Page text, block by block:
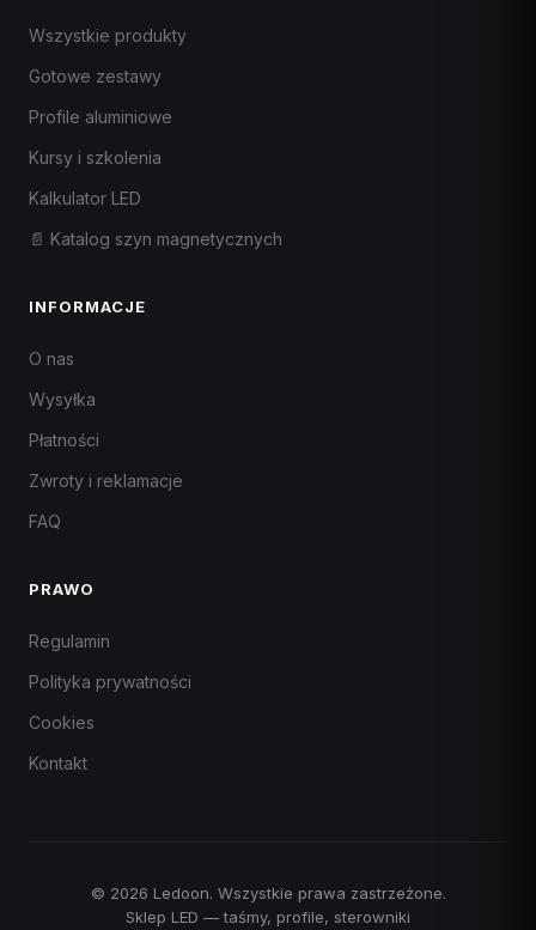
Wszystkie produkty
Gotowe zestawy
Profile aluminiowe
Kursy i szkolenia
Kalkulator LED
📄 Katalog szyn magnetycznych
INFORMACJE
O nas
Wysyłka
Płatności
Zwroty i reklamacje
FAQ
PRAWO
Regulamin
Polityka prywatności
Cookies
Kontakt
© 2026 Ledoon. Wszystkie prawa zastrzeżone.
Sklep LED — taśmy, profile, sterowniki